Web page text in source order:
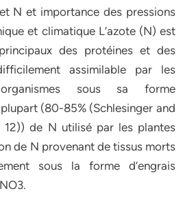
N et importance des pressions
et climatique L’azote (N) est
des protéines et des
assimilable par les
sous sa forme
(80-85% (Schlesinger and
12)) de N utilisé par les plantes
de N provenant de tissus morts
sous la forme d’engrais